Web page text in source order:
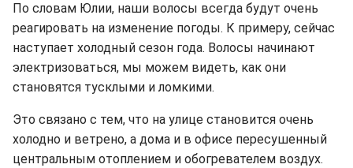
По словам Юлии, наши волосы всегда будут очень
реагировать на изменение погоды. К примеру, сейчас
наступает холодный сезон года. Волосы начинают
электризоваться, мы можем видеть, как они
становятся тусклыми и ломкими.
Это связано с тем, что на улице становится очень
холодно и ветрено, а дома и в офисе пересушенный
центральным отоплением и обогревателем воздух.